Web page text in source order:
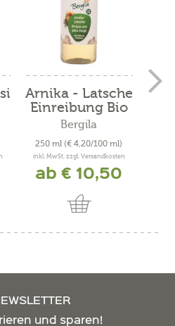
Arnika - Latsche
Einreibung Bio
Bergila
250 ml (€ 4,20/100 ml)
inkl. MwSt. zzgl. Versandkosten
ab € 10,50
und sparen!